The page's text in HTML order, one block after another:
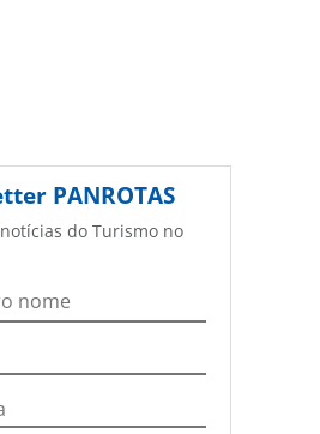
PANROTAS
do Turismo no